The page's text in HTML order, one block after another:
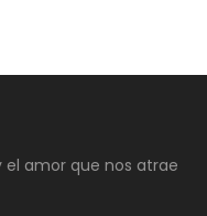
amor que nos atrae